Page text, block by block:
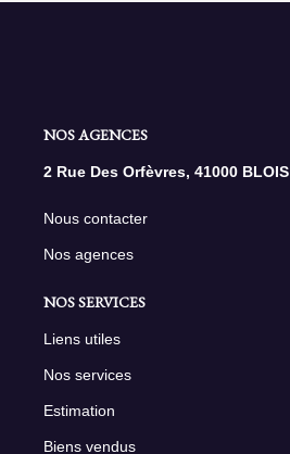
NOS AGENCES
2 Rue Des Orfèvres, 41000 BLOIS
Nous contacter
Nos agences
NOS SERVICES
Liens utiles
Nos services
Estimation
Biens vendus